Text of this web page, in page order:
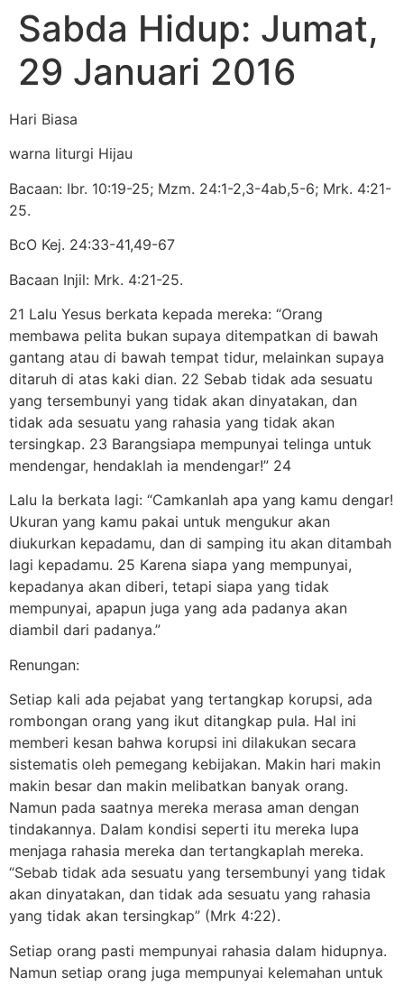
Sabda Hidup: Jumat,
29 Januari 2016
Hari Biasa
warna liturgi Hijau
Bacaan: Ibr. 10:19-25; Mzm. 24:1-2,3-4ab,5-6; Mrk. 4:21-
25.
BcO Kej. 24:33-41,49-67
Bacaan Injil: Mrk. 4:21-25.
21 Lalu Yesus berkata kepada mereka: “Orang
membawa pelita bukan supaya ditempatkan di bawah
gantang atau di bawah tempat tidur, melainkan supaya
ditaruh di atas kaki dian. 22 Sebab tidak ada sesuatu
yang tersembunyi yang tidak akan dinyatakan, dan
tidak ada sesuatu yang rahasia yang tidak akan
tersingkap. 23 Barangsiapa mempunyai telinga untuk
mendengar, hendaklah ia mendengar!” 24
Lalu Ia berkata lagi: “Camkanlah apa yang kamu dengar!
Ukuran yang kamu pakai untuk mengukur akan
diukurkan kepadamu, dan di samping itu akan ditambah
lagi kepadamu. 25 Karena siapa yang mempunyai,
kepadanya akan diberi, tetapi siapa yang tidak
mempunyai, apapun juga yang ada padanya akan
diambil dari padanya.”
Renungan:
Setiap kali ada pejabat yang tertangkap korupsi, ada
rombongan orang yang ikut ditangkap pula. Hal ini
memberi kesan bahwa korupsi ini dilakukan secara
sistematis oleh pemegang kebijakan. Makin hari makin
makin besar dan makin melibatkan banyak orang.
Namun pada saatnya mereka merasa aman dengan
tindakannya. Dalam kondisi seperti itu mereka lupa
menjaga rahasia mereka dan tertangkaplah mereka.
“Sebab tidak ada sesuatu yang tersembunyi yang tidak
akan dinyatakan, dan tidak ada sesuatu yang rahasia
yang tidak akan tersingkap” (Mrk 4:22).
Setiap orang pasti mempunyai rahasia dalam hidupnya.
Namun setiap orang juga mempunyai kelemahan untuk